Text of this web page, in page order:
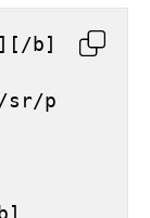
b]
sr/p